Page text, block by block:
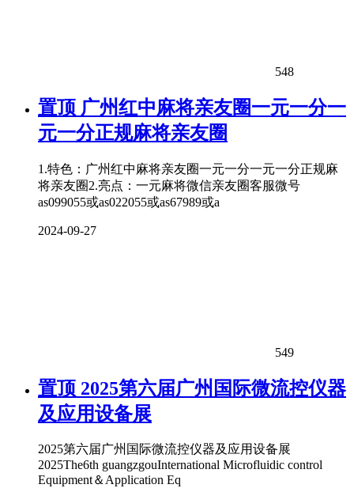
548
置顶 广州红中麻将亲友圈一元一分一
元一分正规麻将亲友圈
1.特色：广州红中麻将亲友圈一元一分一元一分正规麻
将亲友圈2.亮点：一元麻将微信亲友圈客服微号
as099055或as022055或as67989或a
2024-09-27
549
置顶 2025第六届广州国际微流控仪器
及应用设备展
2025第六届广州国际微流控仪器及应用设备展
2025The6th guangzgouInternational Microfluidic control
Equipment＆Application Eq